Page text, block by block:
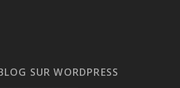
SUR WORDPRESS